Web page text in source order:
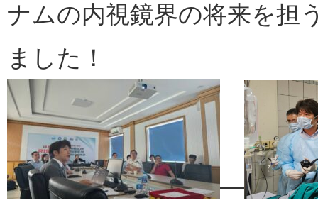
ナムの内視鏡界の将来を担
ました！